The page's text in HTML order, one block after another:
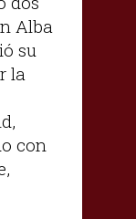
Alba
su
la
con